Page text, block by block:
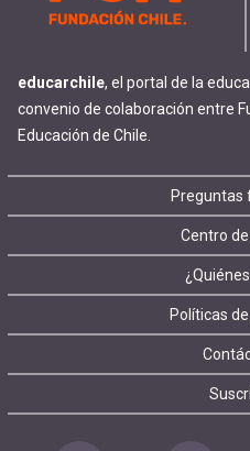
educarchile, el portal de la
convenio de colaboración entre
Educación de Chile.
Footer
menu
Preguntas
Centro
Políticas